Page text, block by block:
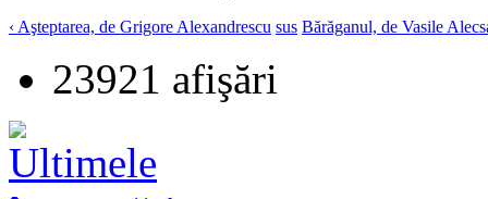
‹ Aşteptarea, de Grigore Alexandrescu sus Bărăganul, de Vasile
23921 afişări